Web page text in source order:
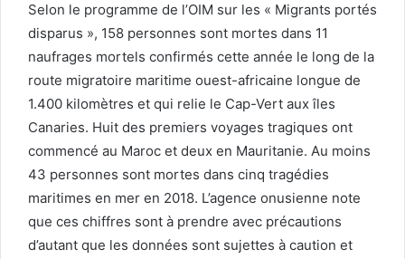
Selon le programme de l’OIM sur les « Migrants portés
disparus », 158 personnes sont mortes dans 11
naufrages mortels confirmés cette année le long de la
route migratoire maritime ouest-africaine longue de
1.400 kilomètres et qui relie le Cap-Vert aux îles
Canaries. Huit des premiers voyages tragiques ont
commencé au Maroc et deux en Mauritanie. Au moins
43 personnes sont mortes dans cinq tragédies
maritimes en mer en 2018. L’agence onusienne note
que ces chiffres sont à prendre avec précautions
d’autant que les données sont sujettes à caution et